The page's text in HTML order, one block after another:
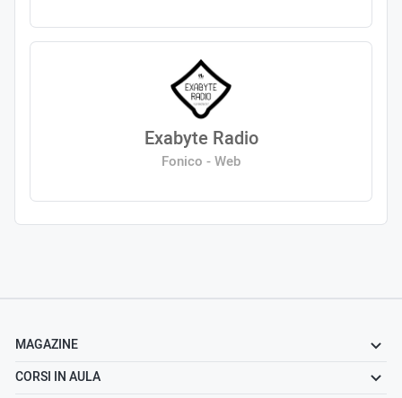
Exabyte Radio
Fonico - Web
MAGAZINE
CORSI IN AULA